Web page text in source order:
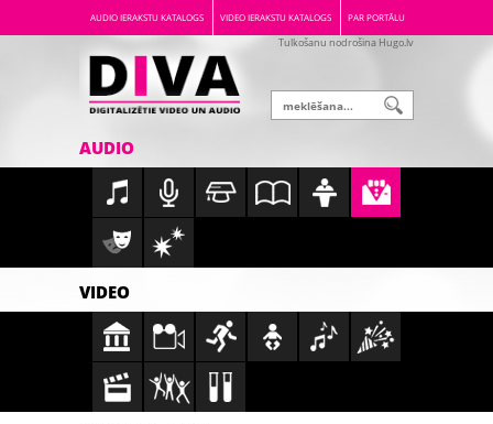
AUDIO IERAKSTU KATALOGS VIDEO IERAKSTU KATALOGS PAR PORTĀLU
Tulkošanu nodrošina Hugo.lv
AUDIO
VIDEO